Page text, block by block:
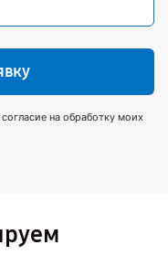
на обработку моих